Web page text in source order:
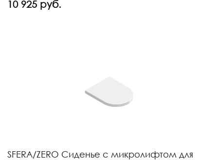
10 925 руб.
SFERA/ZERO Сиденье с микролифтом для